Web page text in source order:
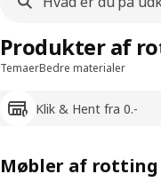
TemaerBedre materialer
Klik & Hent fra 0.-
Produkter af
Møbler af